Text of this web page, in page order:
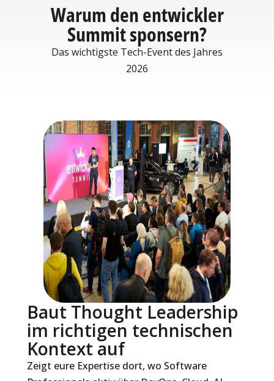
Warum den entwickler
Summit sponsern?
Das wichtigste Tech-Event des Jahres
2026
Baut Thought Leadership
im richtigen technischen
Kontext auf
Zeigt eure Expertise dort, wo Software